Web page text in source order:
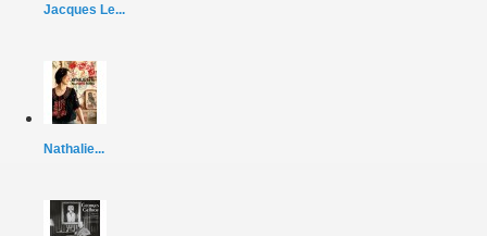
Jacques Le...
Nathalie...